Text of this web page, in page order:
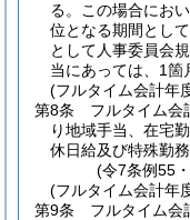
る。
この場合におい
位となる期間とし
として人事委員会
当にあっては、1箇
(フルタイム会計年
第8条
フルタイム会
り地域手当、在宅
休日給及び特殊勤
(令7条例55
(フルタイム会計年
第9条
フルタイム会